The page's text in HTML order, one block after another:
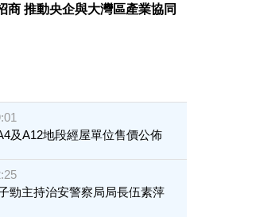
商 推動央企與大灣區產業協同
及A12地段經屋單位售價公佈
勁主持治安警察局局長伍素萍